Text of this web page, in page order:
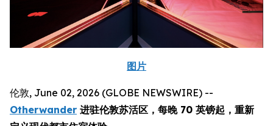
图片
伦敦, June 02, 2026 (GLOBE NEWSWIRE) --
Otherwander 进驻伦敦苏活区，每晚 70 英镑起，重新